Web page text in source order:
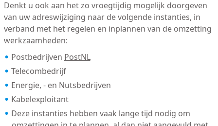
Denkt u ook aan het zo vroegtijdig mogelijk doorgeven
van uw adreswijziging naar de volgende instanties, in
verband met het regelen en inplannen van de omzetting
werkzaamheden:
Postbedrijven PostNL
Telecombedrijf
Energie, - en Nutsbedrijven
Kabelexploitant
Deze instanties hebben vaak lange tijd nodig om